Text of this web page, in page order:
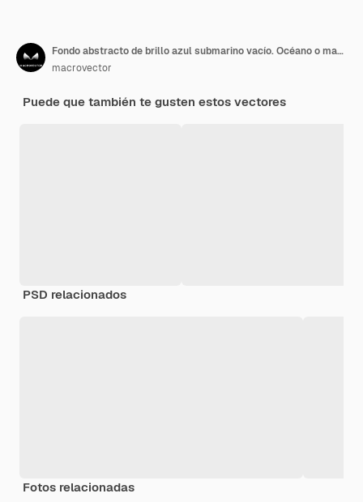
Fondo abstracto de brillo azul submarino vacío. Océano o mar claro y brillante, limpio
macrovector
Puede que también te gusten estos vectores
PSD relacionados
Fotos relacionadas